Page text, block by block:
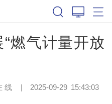
燃气计量开放
线 | 2025-09-29 15:43:03